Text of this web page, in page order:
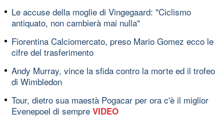
Le accuse della moglie di Vingegaard: "Ciclismo
antiquato, non cambierà mai nulla"
Fiorentina Calciomercato, preso Mario Gomez ecco le
cifre del trasferimento
Andy Murray, vince la sfida contro la morte ed il trofeo
di Wimbledon
Tour, dietro sua maestà Pogacar per ora c'è il miglior
Evenepoel di sempre VIDEO